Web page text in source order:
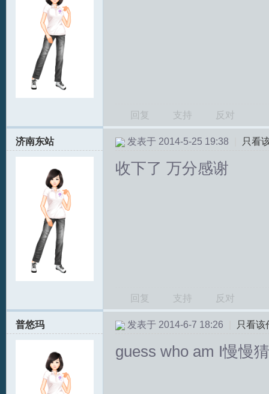
回复 支持 反对
济南东站 发表于 2014-5-25 19:38 只看
收下了 万分感谢
回复 支持 反对
普悠玛 发表于 2014-6-7 18:26 只看该
guess who am I慢慢